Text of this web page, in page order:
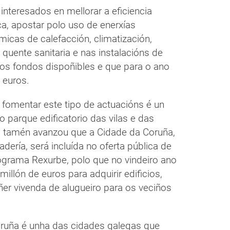
en mellorar a eficiencia
apostar polo uso de enerxías
de calefacción, climatización,
sanitaria e nas instalacións de
fondos dispoñibles e que para o ano
este tipo de actuacións é un
parque edificatorio das vilas e das
avanzou que a Cidade da Coruña,
será incluída no oferta pública de
Rexurbe, polo que no vindeiro ano
de euros para adquirir edificios,
vivenda de alugueiro para os veciños
é unha das cidades galegas que